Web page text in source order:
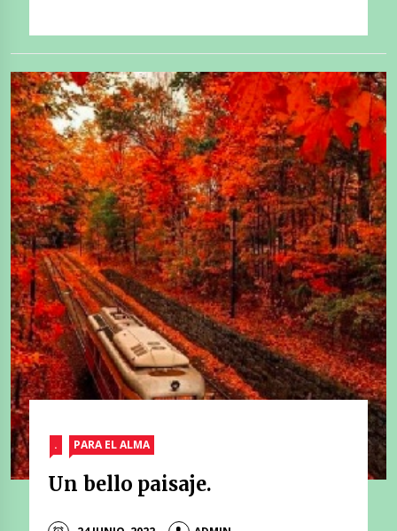
. PARA EL ALMA
Un bello paisaje.